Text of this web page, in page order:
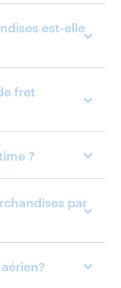
est-elle
fret
?
par